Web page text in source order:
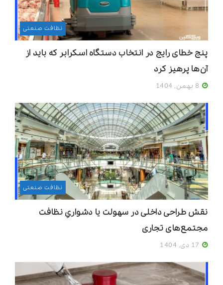
نظافت صنعتی
پنج خطای رایج در انتخاب دستگاه اسکرابر که باید از
آن‌ها پرهیز کرد
نظافت صنعتی
نقش طراحی داخلی در سهولت یا دشواریِ نظافت
مجتمع‌های تجاری